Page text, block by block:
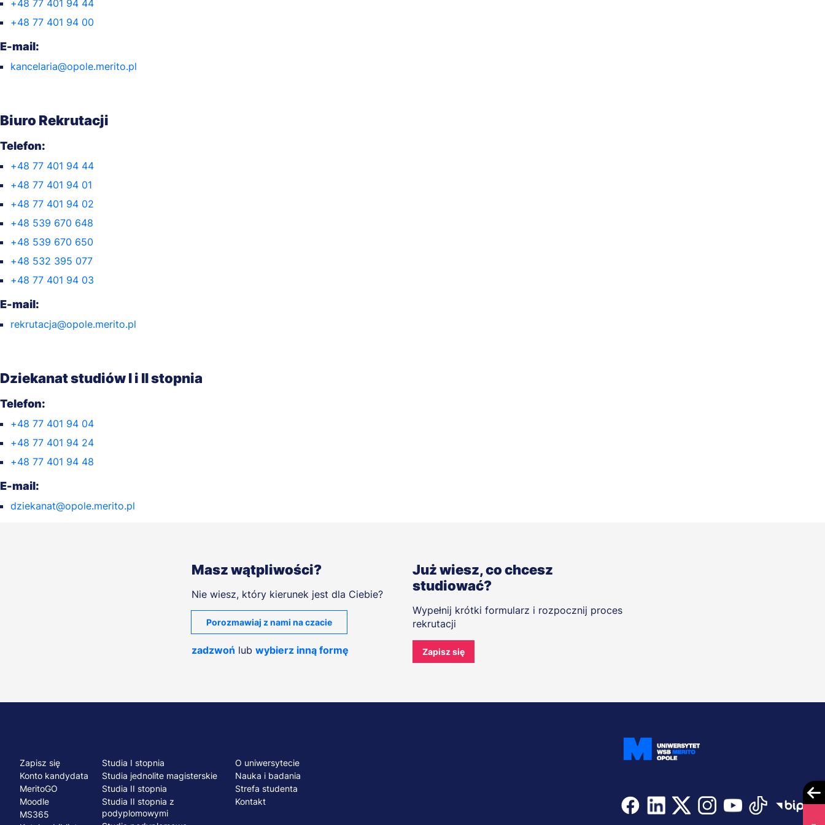
+48 77 401 94 44
+48 77 401 94 00
E-mail:
kancelaria@opole.merito.pl
Biuro Rekrutacji
Telefon:
+48 77 401 94 44
+48 77 401 94 01
+48 77 401 94 02
+48 539 670 648
+48 539 670 650
+48 532 395 077
+48 77 401 94 03
E-mail:
rekrutacja@opole.merito.pl
Dziekanat studiów I i II stopnia
Telefon:
+48 77 401 94 04
+48 77 401 94 24
+48 77 401 94 48
E-mail:
dziekanat@opole.merito.pl
Masz wątpliwości?
Nie wiesz, który kierunek jest dla Ciebie?
Porozmawiaj z nami na czacie
zadzwoń lub wybierz inną formę
Już wiesz, co chcesz
studiować?
Wypełnij krótki formularz i rozpocznij proces
rekrutacji
Zapisz się
Menu
stopka
Zapisz się
Konto kandydata
MeritoGO
Moodle
MS365
Studia I stopnia
Studia jednolite magisterskie
Studia II stopnia
Studia II stopnia z
podyplomowymi
O uniwersytecie
Nauka i badania
Strefa studenta
Kontakt